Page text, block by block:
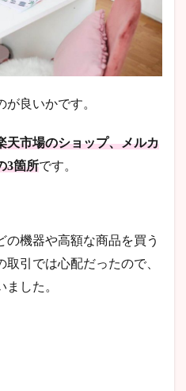
良いかです。
天市場のショップ、メルカ
3箇所です。
機器や高額な商品を買う
引では心配だったので、
ました。